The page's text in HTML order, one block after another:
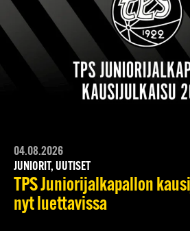
04.08.2026
JUNIORIT, UUTISET
TPS Juniorijalkapallon
nyt luettavissa